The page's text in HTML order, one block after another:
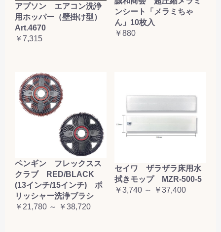
アプソン エアコン洗浄
用ホッパー（壁掛け型）
Art.4670
￥7,315
ンシート「メラミちゃ
ん」10枚入
￥880
ペンギン フレックスス
クラブ RED/BLACK
(13インチ/15インチ) ポ
リッシャー洗浄ブラシ
￥21,780 ～ ￥38,720
セイワ ザラザラ床用水
拭きモップ MZR-500-5
￥3,740 ～ ￥37,400